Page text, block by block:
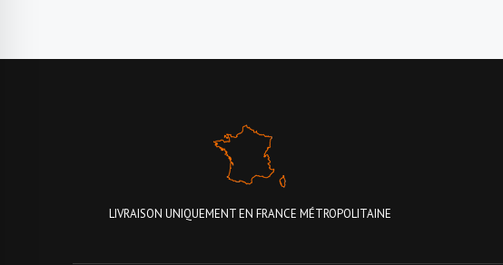
LIVRAISON UNIQUEMENT EN FRANCE MÉTROPOLITAINE